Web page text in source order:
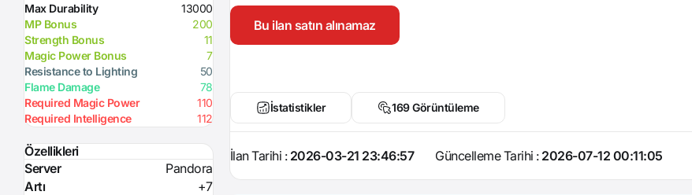
Max Durability
13000
MP Bonus
200
Strength Bonus
11
Magic Power Bonus
7
Resistance to Lighting
50
Flame Damage
78
Required Magic Power
110
Required Intelligence
112
Özellikleri
Server
Pandora
Artı
+7
Bu ilan satın alınamaz
İstatistikler 169 Görüntüleme
İlan Tarihi : 2026-03-21 23:46:57 Güncelleme Tarihi : 2026-07-12 00:11:05